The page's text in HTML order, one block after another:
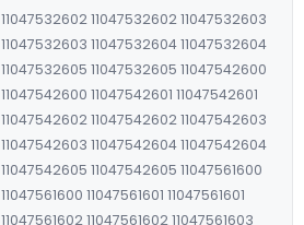
11047532602 11047532602 11047532603
11047532603 11047532604 11047532604
11047532605 11047532605 11047542600
11047542600 11047542601 11047542601
11047542602 11047542602 11047542603
11047542603 11047542604 11047542604
11047542605 11047542605 11047561600
11047561600 11047561601 11047561601
11047561602 11047561602 11047561603